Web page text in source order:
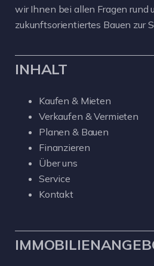
wir Ihnen bei allen Fragen rund
zukunftsorientiertes Bauen zur
INHALT
Kaufen & Mieten
Verkaufen & Vermieten
Planen & Bauen
Finanzieren
Über uns
Service
Kontakt